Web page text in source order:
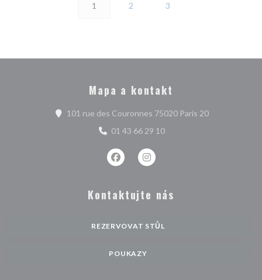
1 2 3
Mapa a kontakt
101 rue des Couronnes 75020 Paris 20((otevře se v
01 43 66 29 10
Facebook ((otevře se v novém okně))
Instagram ((otevře se v
Kontaktujte nás
REZERVOVAT STŮL
POUKAZY